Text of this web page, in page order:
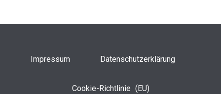
Impressum Datenschutzerklärung
Cookie-Richtlinie (EU)